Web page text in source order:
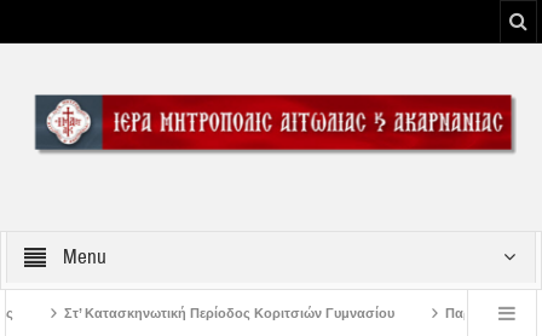
Menu
Κοριτσιών Γυμνασίου Παρακλήσεις πρώτης εβδομάδος